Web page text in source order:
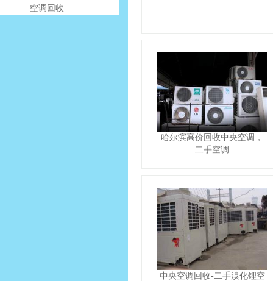
空调回收
哈尔滨高价回收中央空调，
二手空调
中央空调回收-二手溴化锂空